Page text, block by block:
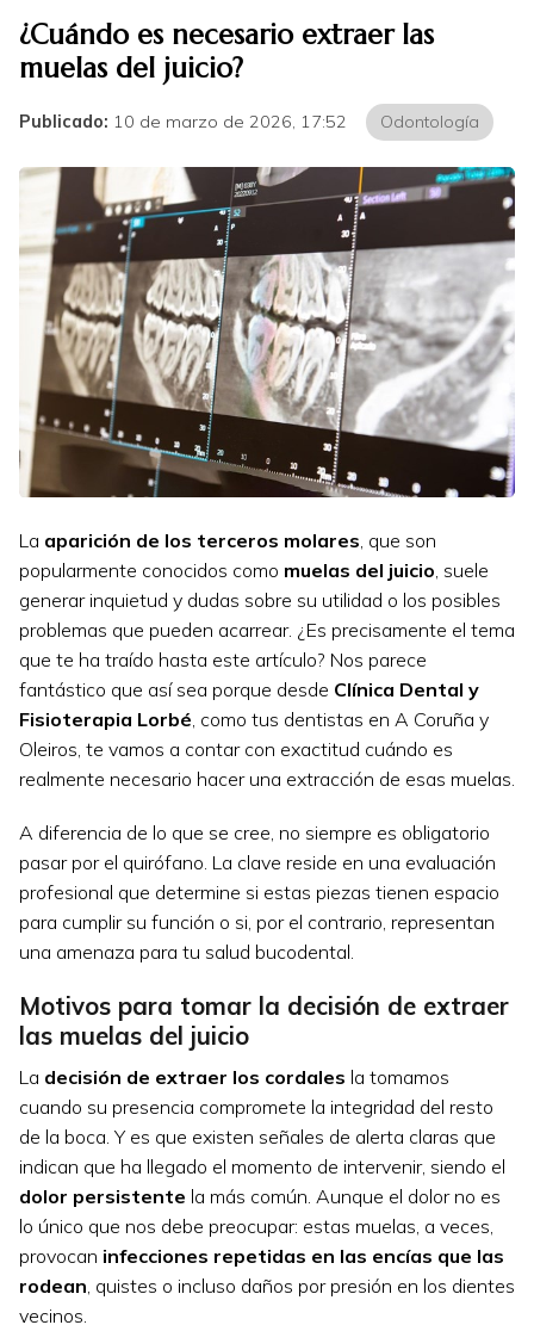
¿Cuándo es necesario extraer las
muelas del juicio?
Publicado: 10 de marzo de 2026, 17:52 Odontología
La aparición de los terceros molares, que son
popularmente conocidos como muelas del juicio, suele
generar inquietud y dudas sobre su utilidad o los posibles
problemas que pueden acarrear. ¿Es precisamente el tema
que te ha traído hasta este artículo? Nos parece
fantástico que así sea porque desde Clínica Dental y
Fisioterapia Lorbé, como tus dentistas en A Coruña y
Oleiros, te vamos a contar con exactitud cuándo es
realmente necesario hacer una extracción de esas muelas.
A diferencia de lo que se cree, no siempre es obligatorio
pasar por el quirófano. La clave reside en una evaluación
profesional que determine si estas piezas tienen espacio
para cumplir su función o si, por el contrario, representan
una amenaza para tu salud bucodental.
Motivos para tomar la decisión de extraer
las muelas del juicio
La decisión de extraer los cordales la tomamos
cuando su presencia compromete la integridad del resto
de la boca. Y es que existen señales de alerta claras que
indican que ha llegado el momento de intervenir, siendo el
dolor persistente la más común. Aunque el dolor no es
lo único que nos debe preocupar: estas muelas, a veces,
provocan infecciones repetidas en las encías que las
rodean, quistes o incluso daños por presión en los dientes
vecinos.